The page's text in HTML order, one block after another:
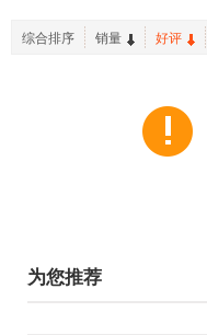
综合排序 销量 好评
为您推荐